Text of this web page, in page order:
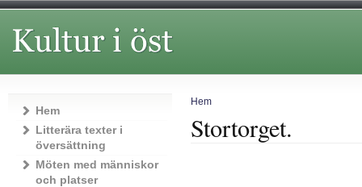
Hem
Stortorget.
Hem
Litterära texter i
översättning
Möten med människor
och platser